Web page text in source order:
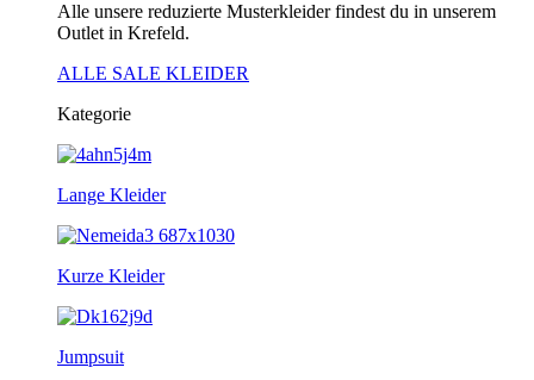
Alle unsere reduzierte Musterkleider findest du in unserem
Outlet in Krefeld.
ALLE SALE KLEIDER
Kategorie
Lange Kleider
Kurze Kleider
Jumpsuit